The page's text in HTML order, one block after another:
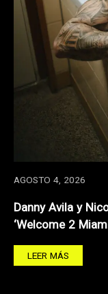
AGOSTO 4, 2026
Danny Avila y
‘Welcome 2
LEER MÁS